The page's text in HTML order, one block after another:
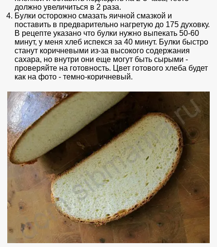
должно увеличиться в 2 раза.
Булки осторожно смазать яичной смазкой и
поставить в предварительно нагретую до 175 духовку.
В рецепте указано что булки нужно выпекать 50-60
минут, у меня хлеб испекся за 40 минут. Булки быстро
станут коричневыми из-за высокого содержания
сахара, но внутри они еще могут быть сырыми -
проверяйте на готовность. Цвет готового хлеба будет
как на фото - темно-коричневый.